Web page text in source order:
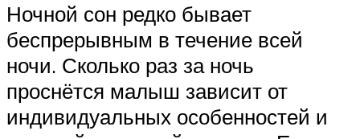
Ночной сон редко бывает
беспрерывным в течение всей
ночи. Сколько раз за ночь
проснётся малыш зависит от
индивидуальных особенностей и